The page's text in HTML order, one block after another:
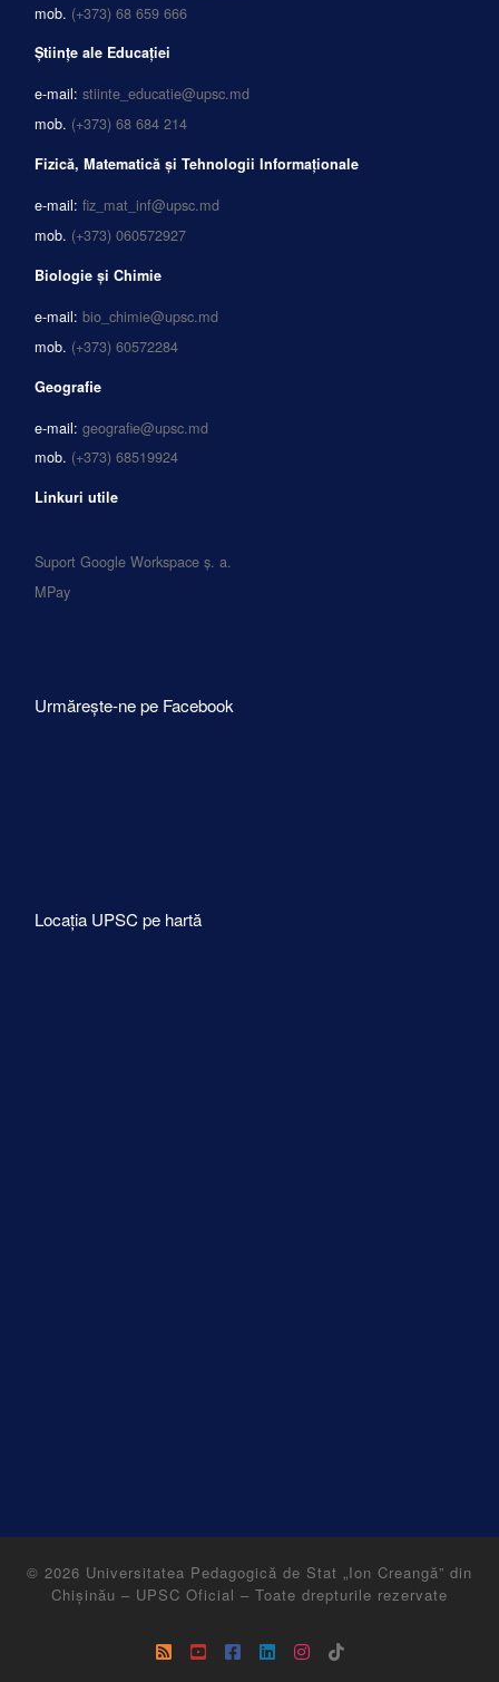
mob. (+373) 68 659 666
Științe ale Educației
e-mail: stiinte_educatie@upsc.md
mob. (+373) 68 684 214
Fizică, Matematică și Tehnologii Informaționale
e-mail: fiz_mat_inf@upsc.md
mob. (+373) 060572927
Biologie și Chimie
e-mail: bio_chimie@upsc.md
mob. (+373) 60572284
Geografie
e-mail: geografie@upsc.md
mob. (+373) 68519924
Linkuri utile
Suport Google Workspace ș. a.
MPay
Urmărește-ne pe Facebook
Locația UPSC pe hartă
© 2026 Universitatea Pedagogică de Stat „Ion Creangă” din
Chișinău – UPSC Oficial – Toate drepturile rezervate